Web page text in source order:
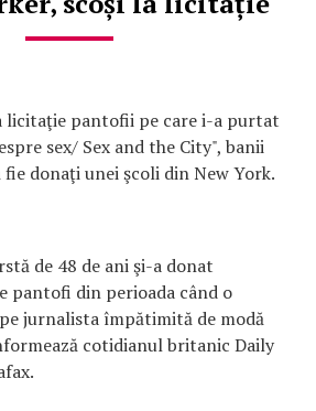
licitaţie pantofii pe care i-a purtat
sex/ Sex and the City", banii
donaţi unei şcoli din New York.
de 48 de ani şi-a donat
pantofi din perioada când o
jurnalista împătimită de modă
cotidianul britanic Daily